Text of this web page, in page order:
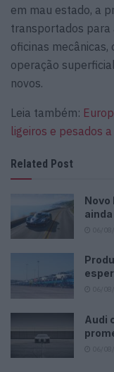
em mau estado, a
transportados para
oficinas
operação
novos.
Leia também:
ligeiros e pesados
Related Post
Novo
Audi